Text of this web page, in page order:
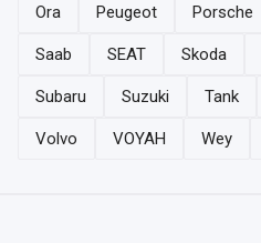
Ora Peugeot Porsche
Saab SEAT Skoda
Subaru Suzuki Tank
Volvo VOYAH Wey